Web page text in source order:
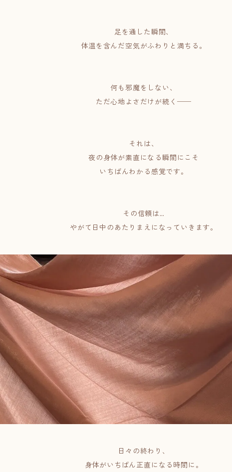
足を通した瞬間、
体温を含んだ空気がふわりと満ちる。
何も邪魔をしない、
ただ心地よさだけが続く──
それは、
夜の身体が素直になる瞬間にこそ
いちばんわかる感覚です。
その信頼は…
やがて日中のあたりまえになっていきます。
日々の終わり、
身体がいちばん正直になる時間に。